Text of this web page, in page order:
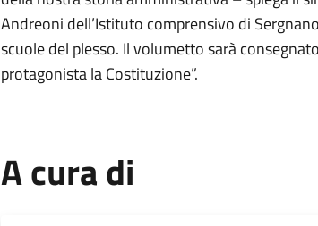
Andreoni dell’Istituto comprensivo di
scuole del plesso. Il volumetto sarà
protagonista la Costituzione”.
A cura di